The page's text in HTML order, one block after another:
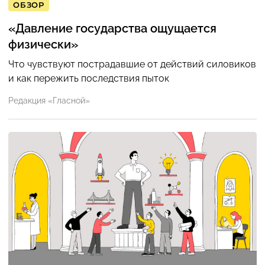
ОБЗОР
«Давление государства ощущается
физически»
Что чувствуют пострадавшие от действий силовиков
и как пережить последствия пыток
Редакция «Гласной»